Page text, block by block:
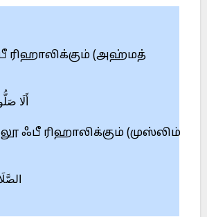
ரிஹாலிக்கும் (அஹ்மத்
أَلَا
ஃபீ ரிஹாலிக்கும் (முஸ்லிம்